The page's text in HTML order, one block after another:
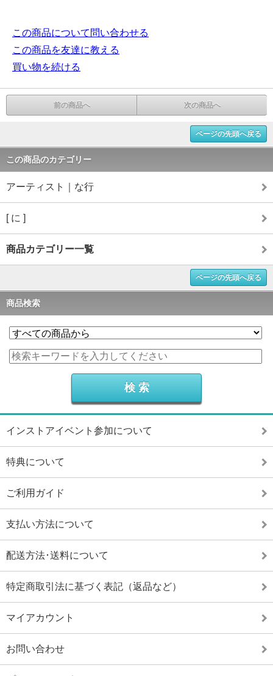
この商品について問い合わせる
この商品を友達に教える
買い物を続ける
前の商品へ 次の商品へ
ページの先頭へ戻る
この商品のカテゴリー
アーティスト｜な行
[ に ]
商品カテゴリー一覧
ページの先頭へ戻る
商品検索
インストアイベント参加について
特典について
ご利用ガイド
支払い方法について
配送方法･送料について
特定商取引法に基づく表記（返品など）
マイアカウント
お問い合わせ